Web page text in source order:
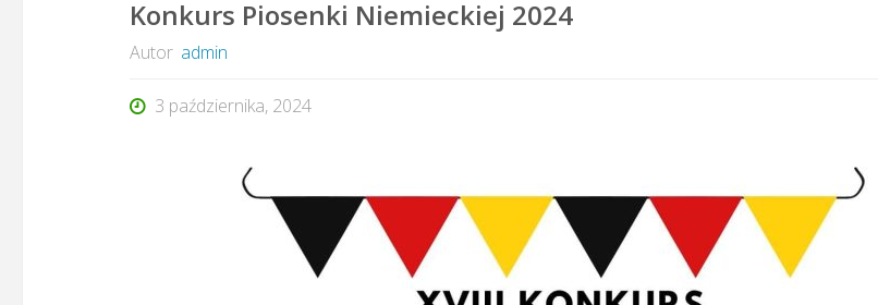
Konkurs Piosenki Niemieckiej 2024
Autor admin
3 października, 2024